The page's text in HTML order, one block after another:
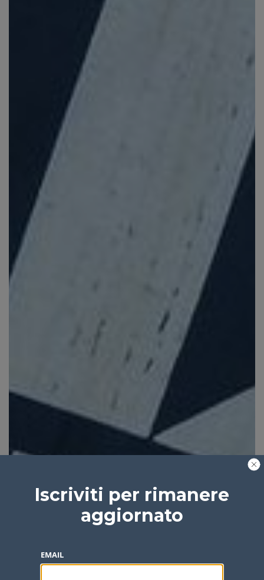
Iscriviti per rimanere
aggiornato
EMAIL